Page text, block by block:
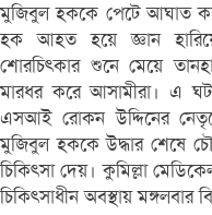
মুজিবুল হককে পেটে আঘাত
হক আহত হয়ে জ্ঞান
শোরচিৎকার শুনে মেয়ে
মারধর করে আসামীরা। এ
এসআই রোকন উদ্দিনের
মুজিবুল হককে উদ্ধার শেষে
চিকিৎসা দেয়। কুমিল্লা
চিকিৎসাধীন অবস্থায়